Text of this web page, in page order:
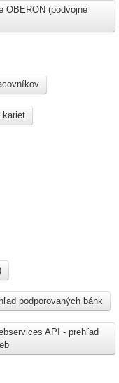
OBERON (podvojné
kariet
podporovaných bánk
API - prehľad